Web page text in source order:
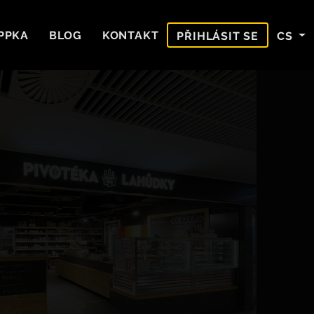
BLOG KONTAKT PŘIHLÁSIT SE CS